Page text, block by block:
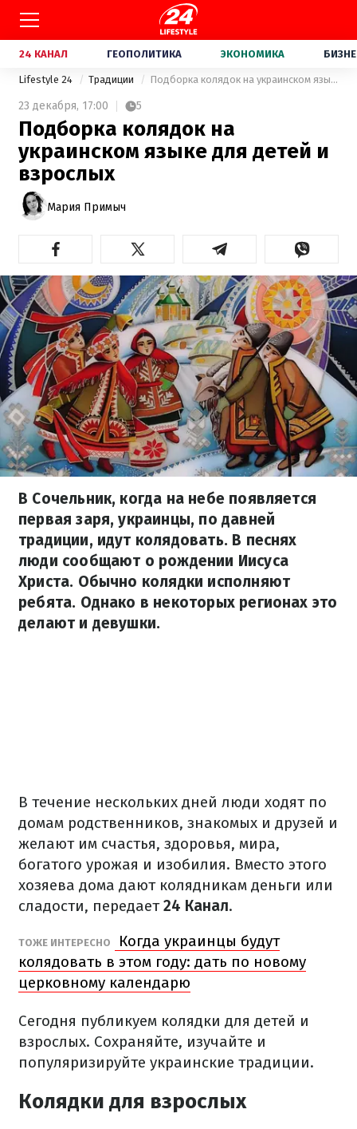
24 КАНАЛ ГЕОПОЛИТИКА ЭКОНОМИКА
Lifestyle 24 Традиции Подборка колядок на украинском языке для детей и взрослых
23 декабря, 17:00 5
Подборка колядок на
украинском языке для детей и
взрослых
Мария Примыч
В Сочельник, когда на небе появляется
первая заря, украинцы, по давней
традиции, идут колядовать. В песнях
люди сообщают о рождении Иисуса
Христа. Обычно колядки исполняют
ребята. Однако в некоторых регионах это
делают и девушки.
В течение нескольких дней люди ходят по
домам родственников, знакомых и друзей и
желают им счастья, здоровья, мира,
богатого урожая и изобилия. Вместо этого
хозяева дома дают колядникам деньги или
сладости, передает24 Канал.
ТОЖЕ ИНТЕРЕСНО
Когда украинцы будут
колядовать в этом году: дать по новому
церковному календарю
Сегодня публикуем колядки для детей и
взрослых. Сохраняйте, изучайте и
популяризируйте украинские традиции.
Колядки для взрослых